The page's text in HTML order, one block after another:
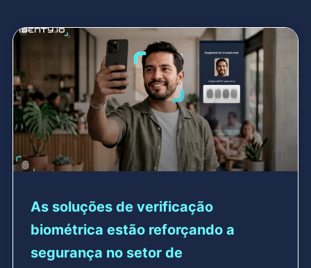
As soluções de verificação
biométrica estão reforçando a
segurança no setor de